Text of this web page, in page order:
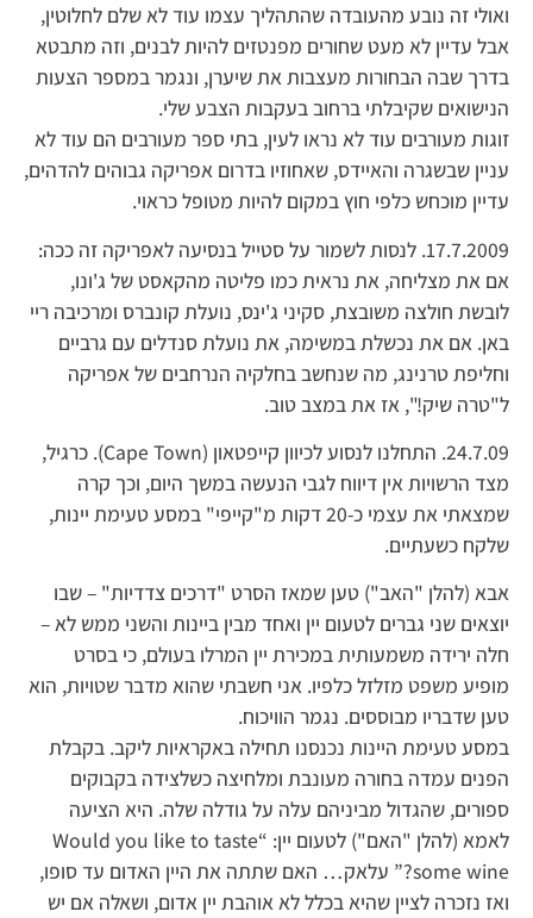
ואולי זה נובע מהעובדה שהתהליך עצמו עוד לא שלם לחלוטין,
אבל עדיין לא מעט שחורים מפנטזים להיות לבנים, וזה מתבטא
בדרך שבה הבחורות מעצבות את שיערן, ונגמר במספר הצעות
הנישואים שקיבלתי ברחוב בעקבות הצבע שלי.
זוגות מעורבים עוד לא נראו לעין, בתי ספר מעורבים הם עוד לא
עניין שבשגרה והאיידס, שאחוזיו בדרום אפריקה גבוהים להדהים,
עדיין מוכחש כלפי חוץ במקום להיות מטופל כראוי.
17.7.2009. לנסות לשמור על סטייל בנסיעה לאפריקה זה ככה:
אם את מצליחה, את נראית כמו פליטה מהקאסט של ג'ונו,
לובשת חולצה משובצת, סקיני ג'ינס, נועלת קונברס ומרכיבה ריי
באן. אם את נכשלת במשימה, את נועלת סנדלים עם גרביים
וחליפת טרנינג, מה שנחשב בחלקיה הנרחבים של אפריקה
ל"טרה שיק!", אז את במצב טוב.
24.7.09. התחלנו לנסוע לכיוון קייפטאון (Cape Town). כרגיל,
מצד הרשויות אין דיווח לגבי הנעשה במשך היום, וכך קרה
שמצאתי את עצמי כ-20 דקות מ"קייפי" במסע טעימת יינות,
שלקח כשעתיים.
אבא (להלן "האב") טען שמאז הסרט "דרכים צדדיות" – שבו
יוצאים שני גברים לטעום יין ואחד מבין ביינות והשני ממש לא –
חלה ירידה משמעותית במכירת יין המרלו בעולם, כי בסרט
מופיע משפט מזלזל כלפיו. אני חשבתי שהוא מדבר שטויות, הוא
טען שדבריו מבוססים. נגמר הוויכוח.
במסע טעימת היינות נכנסנו תחילה באקראיות ליקב. בקבלת
הפנים עמדה בחורה מעונבת ומלחיצה כשלצידה בקבוקים
ספורים, שהגדול מביניהם עלה על גודלה שלה. היא הציעה
לאמא (להלן "האם") לטעום יין: “Would you like to taste
some wine?” עלאק… האם שתתה את היין האדום עד סופו,
ואז נזכרה לציין שהיא בכלל לא אוהבת יין אדום, ושאלה אם יש